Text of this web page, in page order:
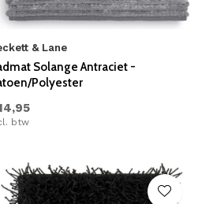
& Lane
Solange Antraciet -
Polyester
btw